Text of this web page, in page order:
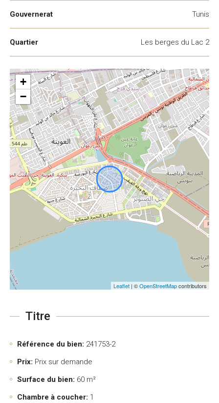
Gouvernerat Tunis
Quartier Les berges du Lac 2
+
−
Leaflet | ©OpenStreetMapcontributors
Titre
Référence du bien: 241753-2
Prix: Prix sur demande
Surface du bien: 60 m²
Chambre à coucher: 1